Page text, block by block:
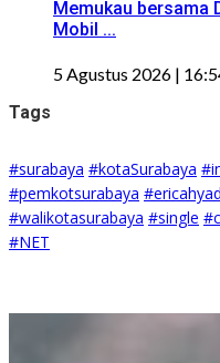
Memukau bersama
Mobil ...
5 Agustus 2026 |
Tags
#surabaya #kotaSurabaya
#pemkotsurabaya
#walikotasurabaya #single
#NET